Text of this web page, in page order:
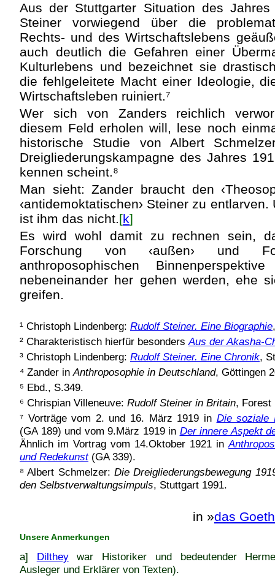
Aus der Stuttgarter Situation des
Steiner vorwiegend über die
Rechts- und des Wirtschaftslebens
auch deutlich die Gefahren einer
Kulturlebens und bezeichnet sie
die fehlgeleitete Macht einer Ideologie,
Wirtschaftsleben ruiniert.⁷
Wer sich von Zanders reichlich
diesem Feld erholen will, lese noch
historische Studie von Albert
Dreigliederungskampagne des Jahres
kennen scheint.⁸
Man sieht: Zander braucht den
‹antidemoktatischen› Steiner zu
ist ihm das nicht.[k]
Es wird wohl damit zu rechnen sein,
Forschung von ‹außen› und
anthroposophischen
nebeneinander her gehen werden, ehe
greifen.
¹ Christoph Lindenberg: Rudolf Steiner. Eine Biographie
² Charakteristisch hierfür besondersAus der Akasha-
³ Christoph Lindenberg: Rudolf Steiner. Eine Chronik,
⁴ Zander inAnthroposophie in Deutschland, Göttingen
⁵ Ebd., S.349.
⁶ Chrispian Villeneuve: Rudolf Steiner in Britain, Forest
⁷ Vorträge vom 2. und 16. März 1919 in Die soziale
(GA 189) und vom 9.März 1919 in Der innere Aspekt
Ähnlich im Vortrag vom 14.Oktober 1921 in
und Redekunst(GA 339).
⁸ Albert Schmelzer: Die Dreigliederungsbewegung
den Selbstverwaltungsimpuls, Stuttgart 1991.
in »das
Unsere Anmerkungen
a] Diltheywar Historiker und bedeutender
Ausleger und Erklärer von Texten).